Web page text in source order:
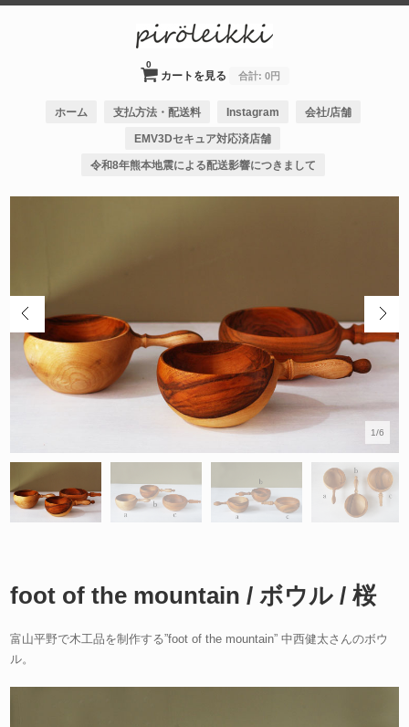
カートを見る
0
合計: 0円
ホーム 支払方法・配送料 Instagram 会社/店舗
EMV3Dセキュア対応済店舗
令和8年熊本地震による配送影響につきまして
1/6
foot of the mountain / ボウル / 桜
富山平野で木工品を制作する”foot of the mountain” 中西健太さんのボウ
ル。